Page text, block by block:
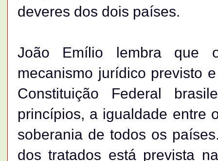
deveres dos dois países.
João Emílio lembra que
mecanismo jurídico previsto
Constituição Federal
princípios, a igualdade entre
soberania de todos os
dos tratados está prevista